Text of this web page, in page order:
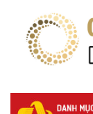
hiện quy
địa bàn tỉnh
xây dựng,
Góp ý dự
DANH